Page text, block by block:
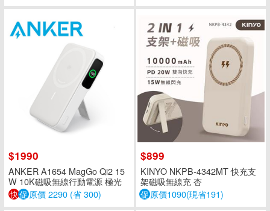
$1990
ANKER A1654 MagGo Qi2 15
W 10K磁吸無線行動電源 極光
白
快促原價 2290 (省 300)
$899
KINYO NKPB-4342MT 快充支
架磁吸無線充 杏
促原價1090(現省191)